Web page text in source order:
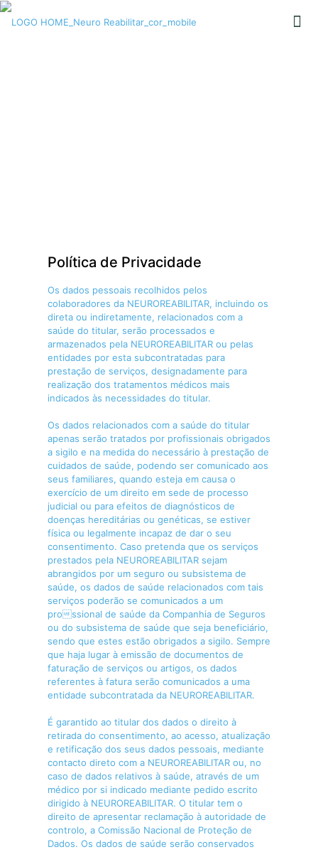
Política de Privacidade
Os dados pessoais recolhidos pelos
colaboradores da NEUROREABILITAR, incluindo os
direta ou indiretamente, relacionados com a
saúde do titular, serão processados e
armazenados pela NEUROREABILITAR ou pelas
entidades por esta subcontratadas para
prestação de serviços, designadamente para
realização dos tratamentos médicos mais
indicados às necessidades do titular.
Os dados relacionados com a saúde do titular
apenas serão tratados por profissionais obrigados
a sigilo e na medida do necessário à prestação de
cuidados de saúde, podendo ser comunicado aos
seus familiares, quando esteja em causa o
exercício de um direito em sede de processo
judicial ou para efeitos de diagnósticos de
doenças hereditárias ou genéticas, se estiver
física ou legalmente incapaz de dar o seu
consentimento. Caso pretenda que os serviços
prestados pela NEUROREABILITAR sejam
abrangidos por um seguro ou subsistema de
saúde, os dados de saúde relacionados com tais
serviços poderão se comunicados a um
prossional de saúde da Companhia de Seguros
ou do subsistema de saúde que seja beneficiário,
sendo que estes estão obrigados a sigilo. Sempre
que haja lugar à emissão de documentos de
faturação de serviços ou artigos, os dados
referentes à fatura serão comunicados a uma
entidade subcontratada da NEUROREABILITAR.
É garantido ao titular dos dados o direito à
retirada do consentimento, ao acesso, atualização
e retificação dos seus dados pessoais, mediante
contacto direto com a NEUROREABILITAR ou, no
caso de dados relativos à saúde, através de um
médico por si indicado mediante pedido escrito
dirigido à NEUROREABILITAR. O titular tem o
direito de apresentar reclamação à autoridade de
controlo, a Comissão Nacional de Proteção de
Dados. Os dados de saúde serão conservados